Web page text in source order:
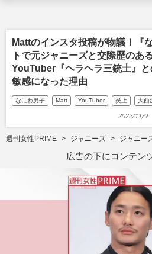
Mattのインスタ投稿が物議！『
トで元ジャニーズと交際歴のあ
YouTuber『ヘラヘラ三銃士』
敏感になった理由
なにわ男子 Matt YouTuber 炎上 大西
2022/11/9
週刊女性PRIME ジャニーズ ジャニー
広告の下にコンテン